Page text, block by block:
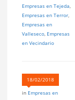
Empresas en Tejeda,
Empresas en Terror,
Empresas en
Valleseco, Empresas
en Vecindario
18/02/2018
in Empresas en